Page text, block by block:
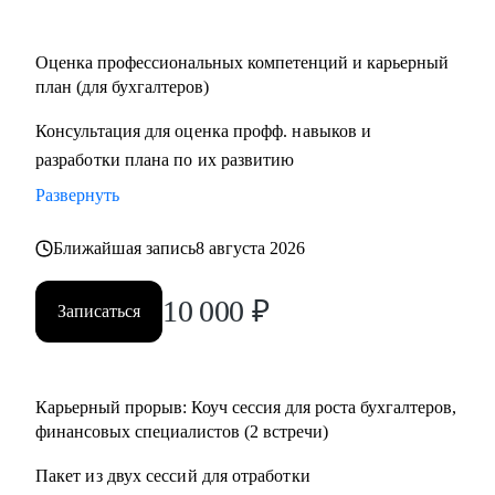
• Финансовым директорам, желающим выйти на
• Бухгалтерам, которые хотят вырасти до главбуха.
• Главным бухгалтерам, которые "засиделись на одном
месте".
налоговым консультантам.
Оценка профессиональных компетенций и карьерный
план (для бухгалтеров)
Консультация для оценка профф. навыков и
разработки плана по их развитию
Развернуть
Ближайшая запись8 августа 2026
Записаться 10 000 ₽
Карьерный прорыв: Коуч сессия для роста бухгалтеров,
финансовых специалистов (2 встречи)
Пакет из двух сессий для отработки